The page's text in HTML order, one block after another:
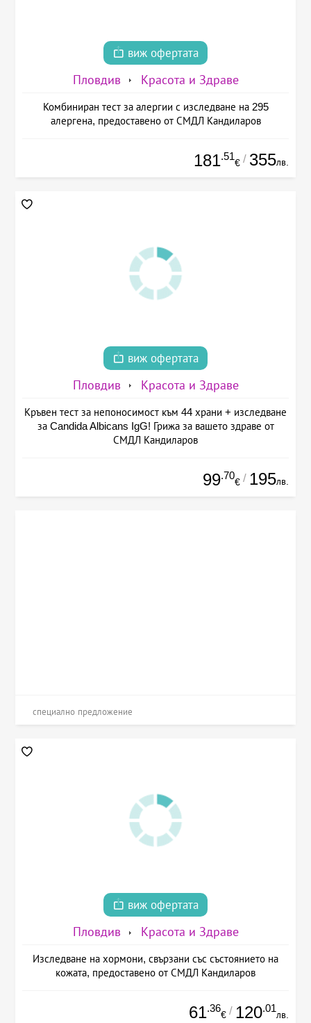
виж офертата
Пловдив Красота и Здраве
Комбиниран тест за алергии с изследване на 295
алергена, предоставено от СМДЛ Кандиларов
181.51
€ / 355лв.
виж офертата
Пловдив Красота и Здраве
Кръвен тест за непоносимост към 44 храни + изследване
за Candida Albicans IgG! Грижа за вашето здраве от
СМДЛ Кандиларов
99.70
€ / 195лв.
специално предложение
виж офертата
Пловдив Красота и Здраве
Изследване на хормони, свързани със състоянието на
кожата, предоставено от СМДЛ Кандиларов
61.36
€ / 120.01
лв.